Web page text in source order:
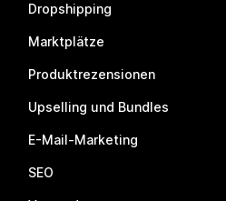
Dropshipping
Marktplätze
Produktrezensionen
Upselling und Bundles
E-Mail-Marketing
SEO